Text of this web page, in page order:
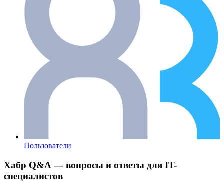
Пользователи
Хабр Q&A — вопросы и ответы для IT-
специалистов